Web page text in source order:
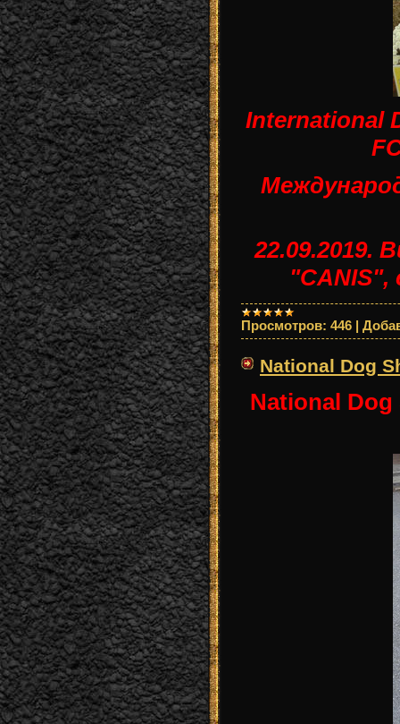
International
22.09.2019.
"CANIS",
Просмотров: 446 |
National Dog
National Dog